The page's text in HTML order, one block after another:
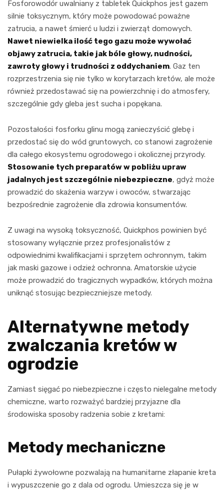
Fosforowodór uwalniany z tabletek Quickphos jest gazem
silnie toksycznym, który może powodować poważne
zatrucia, a nawet śmierć u ludzi i zwierząt domowych.
Nawet niewielka ilość tego gazu może wywołać
objawy zatrucia, takie jak bóle głowy, nudności,
zawroty głowy i trudności z oddychaniem. Gaz ten
rozprzestrzenia się nie tylko w korytarzach kretów, ale może
również przedostawać się na powierzchnię i do atmosfery,
szczególnie gdy gleba jest sucha i popękana.
Pozostałości fosforku glinu mogą zanieczyścić glebę i
przedostać się do wód gruntowych, co stanowi zagrożenie
dla całego ekosystemu ogrodowego i okolicznej przyrody.
Stosowanie tych preparatów w pobliżu upraw
jadalnych jest szczególnie niebezpieczne, gdyż może
prowadzić do skażenia warzyw i owoców, stwarzając
bezpośrednie zagrożenie dla zdrowia konsumentów.
Z uwagi na wysoką toksyczność, Quickphos powinien być
stosowany wyłącznie przez profesjonalistów z
odpowiednimi kwalifikacjami i sprzętem ochronnym, takim
jak maski gazowe i odzież ochronna. Amatorskie użycie
może prowadzić do tragicznych wypadków, których można
uniknąć stosując bezpieczniejsze metody.
Alternatywne metody
zwalczania kretów w
ogrodzie
Zamiast sięgać po niebezpieczne i często nielegalne metody
chemiczne, warto rozważyć bardziej przyjazne dla
środowiska sposoby radzenia sobie z kretami:
Metody mechaniczne
Pułapki żywołowne pozwalają na humanitarne złapanie kreta
i wypuszczenie go z dala od ogrodu. Umieszcza się je w